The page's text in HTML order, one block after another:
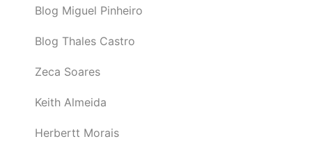
Blog Miguel Pinheiro
Blog Thales Castro
Zeca Soares
Keith Almeida
Herbertt Morais